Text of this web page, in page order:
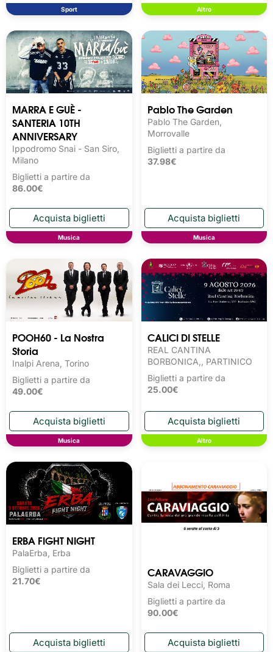
Sport Altro
MARRA E GUÈ -
SANTERIA 10TH
ANNIVERSARY
Ippodromo Snai - San Siro,
Milano
Biglietti a partire da
86.00€
Musica
Pablo The Garden
Pablo The Garden,
Morrovalle
Biglietti a partire da
37.98€
Musica
POOH60 - La Nostra
Storia
Inalpi Arena, Torino
Biglietti a partire da
49.00€
Musica
CALICI DI STELLE
REAL CANTINA
BORBONICA,, PARTINICO
Biglietti a partire da
25.00€
Altro
ERBA FIGHT NIGHT
PalaErba, Erba
Biglietti a partire da
21.70€
CARAVAGGIO
Sala dei Lecci, Roma
Biglietti a partire da
90.00€